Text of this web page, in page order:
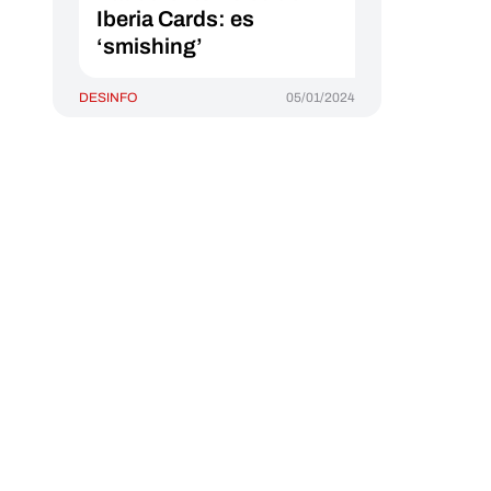
Iberia Cards: es
‘smishing’
DESINFO 05/01/2024